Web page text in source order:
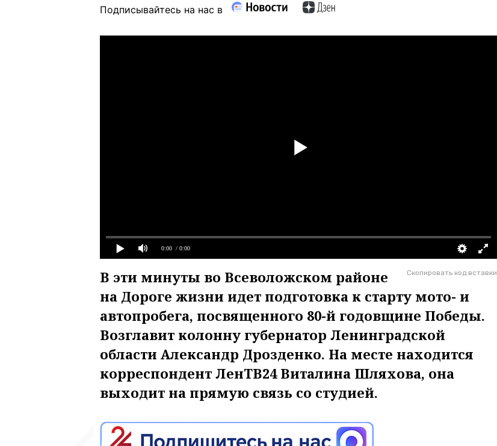
Подписывайтесь на нас в
0:00 / 0:00
Скопировать код вставки
В эти минуты во Всеволожском районе
на Дороге жизни идет подготовка к старту мото- и
автопробега, посвященного 80-й годовщине Победы.
Возглавит колонну губернатор Ленинградской
области Александр Дрозденко. На месте находится
корреспондент ЛенТВ24 Виталина Шляхова, она
выходит на прямую связь со студией.